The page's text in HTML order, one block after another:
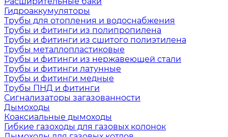
Гидроаккумуляторы
Трубы для отопления и водоснабжения
Трубы и фитинги из полипропилена
Трубы и фитинги из сшитого полиэтилена
Трубы металлопластиковые
Трубы и фитинги из нержавеющей стали
Трубы и фитинги латунные
Трубы и фитинги медные
Трубы ПНД и фитинги
Сигнализаторы загазованности
Дымоходы
Коаксиальные дымоходы
Гибкие газоходы для газовых колонок